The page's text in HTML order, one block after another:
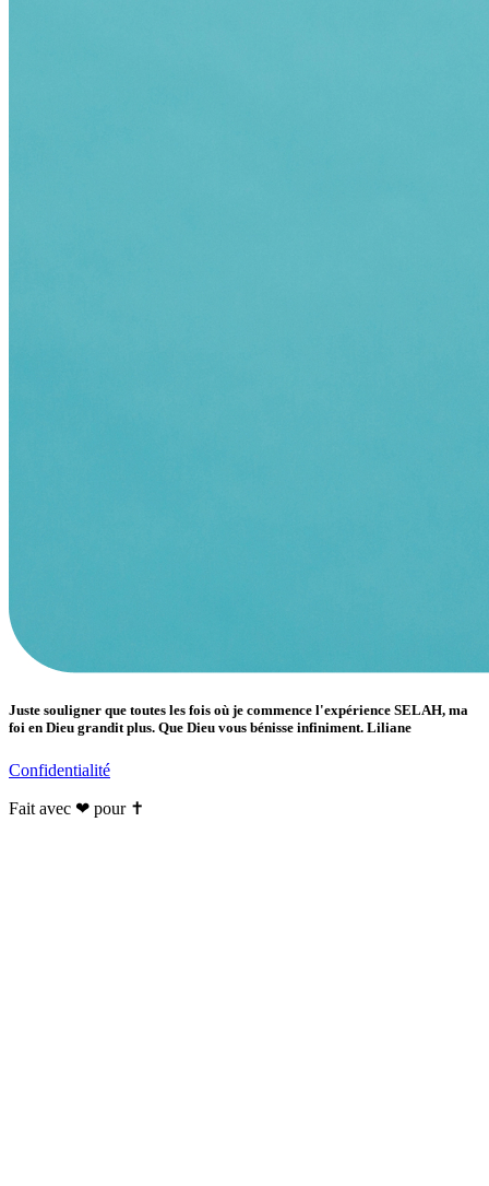
Juste souligner que toutes les fois où je commence l'expérience SELAH, ma
foi en Dieu grandit plus. Que Dieu vous bénisse infiniment. Liliane
Confidentialité
Fait avec ❤ pour ✝️️